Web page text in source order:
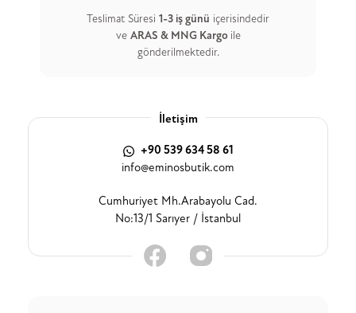
Teslimat Süresi 1-3 iş günü içerisindedir
ve ARAS & MNG Kargo ile
gönderilmektedir.
İletişim
+90 539 634 58 61
info@eminosbutik.com
Cumhuriyet Mh.Arabayolu Cad.
No:13/1 Sarıyer / İstanbul